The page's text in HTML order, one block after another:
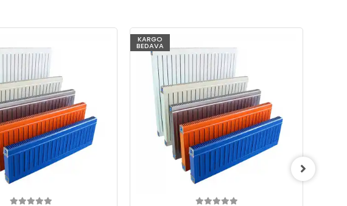
KARGO
BEDAVA